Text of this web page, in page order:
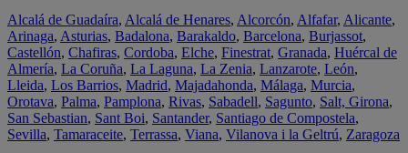
Alcalá de Guadaíra, Alcalá de Henares, Alcorcón, Alfafar, Alicante,
Arinaga, Asturias, Badalona, Barakaldo, Barcelona, Burjassot,
Castellón, Chafiras, Cordoba, Elche, Finestrat, Granada, Huércal de
Almería, La Coruña, La Laguna, La Zenia, Lanzarote, León,
Lleida, Los Barrios, Madrid, Majadahonda, Málaga, Murcia,
Orotava, Palma, Pamplona, Rivas, Sabadell, Sagunto, Salt, Girona,
San Sebastian, Sant Boi, Santander, Santiago de Compostela,
Sevilla, Tamaraceite, Terrassa, Viana, Vilanova i la Geltrú, Zaragoza